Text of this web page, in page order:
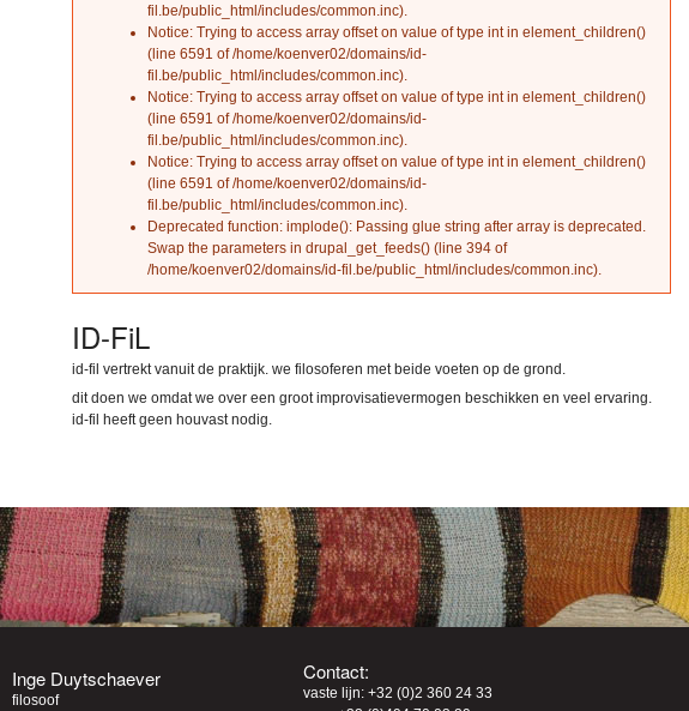
fil.be/public_html/includes/common.inc).
Notice: Trying to access array offset on value of type int in element_children()
(line 6591 of/home/koenver02/domains/id-
fil.be/public_html/includes/common.inc).
Notice: Trying to access array offset on value of type int in element_children()
(line 6591 of/home/koenver02/domains/id-
fil.be/public_html/includes/common.inc).
Notice: Trying to access array offset on value of type int in element_children()
(line 6591 of/home/koenver02/domains/id-
fil.be/public_html/includes/common.inc).
Deprecated function: implode(): Passing glue string after array is deprecated.
Swap the parameters in drupal_get_feeds() (line 394 of
/home/koenver02/domains/id-fil.be/public_html/includes/common.inc).
ID-FiL
id-fil vertrekt vanuit de praktijk. we filosoferen met beide voeten op de grond.
dit doen we omdat we over een groot improvisatievermogen beschikken en veel ervaring.
id-fil heeft geen houvast nodig.
Inge Duytschaever
filosoof
Contact:
vaste lijn: +32 (0)2 360 24 33